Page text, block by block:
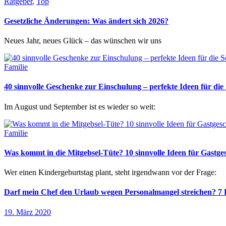
Gesetzliche Änderungen: Was ändert sich 2026?
Neues Jahr, neues Glück – das wünschen wir uns
Familie
40 sinnvolle Geschenke zur Einschulung – perfekte Ideen für
Im August und September ist es wieder so weit:
Familie
Was kommt in die Mitgebsel-Tüte? 10 sinnvolle Ideen für
Wer einen Kindergeburtstag plant, steht irgendwann vor der Frage:
Darf mein Chef den Urlaub wegen Personalmangel streichen?
19. März 2020